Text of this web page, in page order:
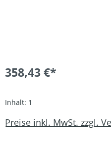
358,43 €*
Inhalt: 1
Preise inkl. MwSt. zzgl.